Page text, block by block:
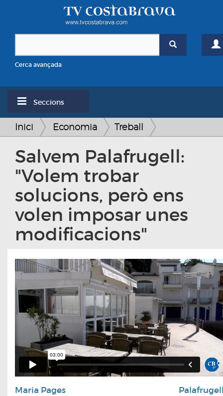
Cerca avançada
Seccions
Inici Economia Treball
Salvem Palafrugell:
"Volem trobar
solucions, però ens
volen imposar unes
modificacions"
Maria Pages